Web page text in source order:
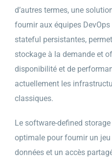
d’autres termes, une
fournir aux équipes
stateful persistantes,
stockage à la demande et
disponibilité et de
actuellement les
classiques.
Le software-defined
optimale pour fournir un
données et un accès